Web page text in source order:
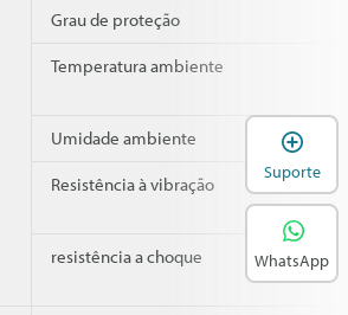
Grau de proteção
Temperatura ambiente
Umidade ambiente
Resistência à vibração
resistência a choque
Suporte
WhatsApp